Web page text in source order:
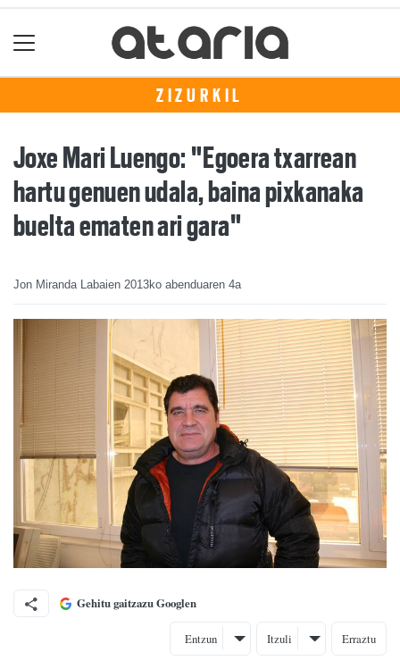
ZIZURKIL
Joxe Mari Luengo: "Egoera txarrean
hartu genuen udala, baina pixkanaka
buelta ematen ari gara"
Jon Miranda Labaien 2013ko abenduaren 4a
Gehitu gaitzazu Googlen
Entzun Itzuli Erraztu